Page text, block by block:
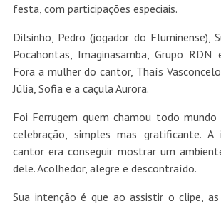
festa, com participações especiais.
Dilsinho, Pedro (jogador do Fluminense),
Pocahontas, Imaginasamba, Grupo RDN
Fora a mulher do cantor, Thaís
Júlia, Sofia e a caçula Aurora.
Foi Ferrugem quem chamou todo mundo
celebração, simples mas gratificante. A
cantor era conseguir mostrar um
dele. Acolhedor, alegre e descontraído.
Sua intenção é que ao assistir o clipe,